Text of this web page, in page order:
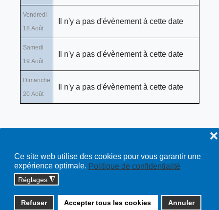
Ce site web utilise des cookies pour vous garantir une
expérience optimale. Politique de confidentialité
Réglages ◮
Refuser Accepter tous les cookies Annuler
❌
Vendredi
18 Août
Il n'y a pas d'évènement à cette date
Samedi
19 Août
Il n'y a pas d'évènement à cette date
Dimanche
20 Août
Il n'y a pas d'évènement à cette date
Copyright © 2026 cossonay.ch - tous droits réservés | site :